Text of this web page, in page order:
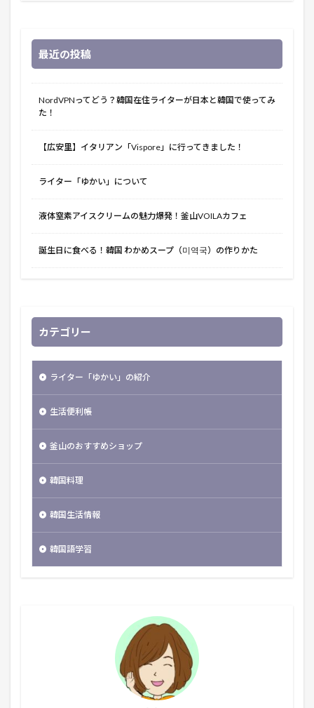
最近の投稿
NordVPNってどう？韓国在住ライターが日本と韓国で使ってみ
た！
【広安里】イタリアン「Vispore」に行ってきました！
ライター「ゆかい」について
液体窒素アイスクリームの魅力爆発！釜山VOILAカフェ
誕生日に食べる！韓国 わかめスープ（미역국）の作りかた
カテゴリー
ライター「ゆかい」の紹介
生活便利帳
釜山のおすすめショップ
韓国料理
韓国生活情報
韓国語学習